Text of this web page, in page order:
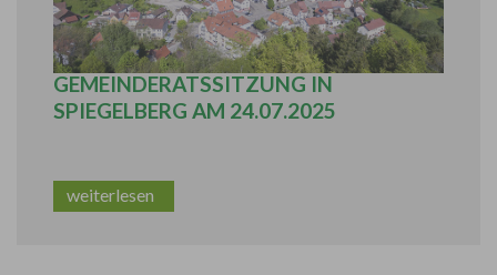
ÖFFENTLICHE
GEMEINDERATSSITZUNG IN
SPIEGELBERG AM 24.07.2025
weiterlesen